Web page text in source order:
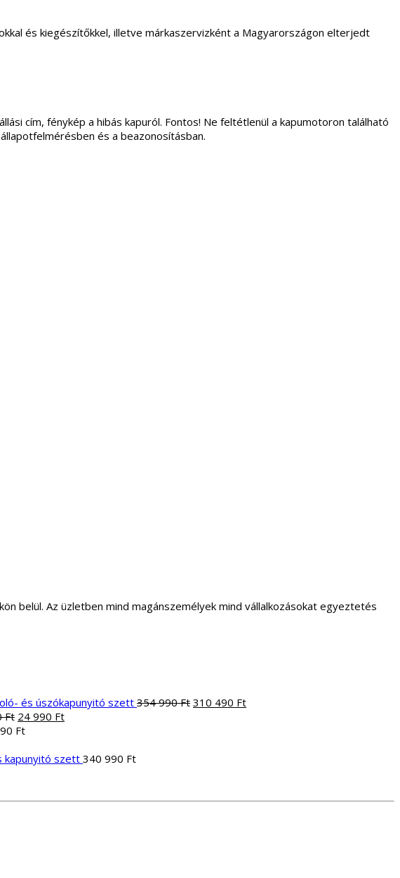
és kiegészítőkkel, illetve márkaszervizként a Magyarországon elterjedt
cím, fénykép a hibás kapuról. Fontos! Ne feltétlenül a kapumotoron található
és a beazonosításban.
belül. Az üzletben mind magánszemélyek mind vállalkozásokat egyeztetés
és úszókapunyitó szett 354 990Ft Original
310 490 FtCurrent
Ft Original
price
29
24 990 FtCurrent
24
Ft
Ft.
kapunyitó szett 340 990 Ft